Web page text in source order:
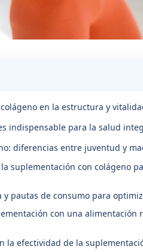
en la estructura y
indispensable para la salud
diferencias entre juventud y
suplementación con colágeno
y pautas de consumo para
con una alimentación
la efectividad de la